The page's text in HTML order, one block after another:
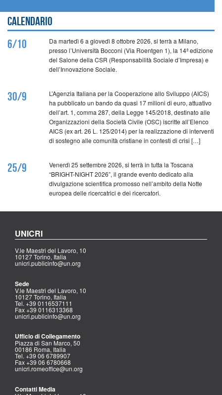
Calendario
6/10
Da martedì 6 a giovedì 8 ottobre 2026, si terrà a Milano,
presso l’Università Bocconi (Via Roentgen 1), la 14ª edizione
del Salone della CSR (Responsabilità Sociale d’Impresa) e
dell’Innovazione Sociale.
30/9
L’Agenzia Italiana per la Cooperazione allo Sviluppo (AICS)
ha pubblicato un bando da quasi 17 milioni di euro, attuativo
dell’art. 1, comma 287, della Legge 145/2018, destinato alle
Organizzazioni della Società Civile (OSC) iscritte all’Elenco
AICS (ex art. 26 L. 125/2014) per la realizzazione di interventi
di sostegno alle comunità cristiane in contesti di crisi […]
25/9
Venerdì 25 settembre 2026, si terrà in tutta la Toscana
“BRIGHT-NIGHT 2026”, il grande evento dedicato alla
divulgazione scientifica promosso nell’ambito della Notte
europea delle ricercatrici e dei ricercatori.
UNICRI
V.le Maestri del Lavoro, 10
10127 Torino, Italia
unicri.publicinfo@un.org
Sede
V.le Maestri del Lavoro, 10
10127 Torino, Italia
Tel. +39 0116537111
Fax +39 0116313368
unicri.publicinfo@un.org
Ufficio di Collegamento
Piazza di San Marco, 50
00186 Roma, Italia
Tel. +39 06 6789907
Fax +39 06 6780668
unicri.romeoffice@un.org
Contatti Media